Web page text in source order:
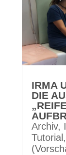
IRMA
DIE
Archiv,
Tutorial ,